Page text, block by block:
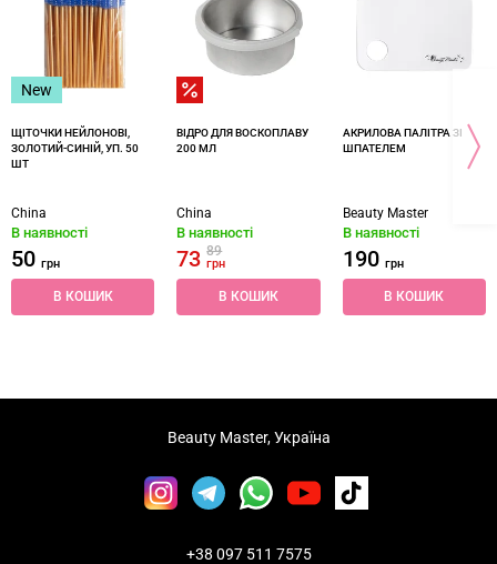
New
ЩІТОЧКИ НЕЙЛОНОВІ,
ЗОЛОТИЙ-СИНІЙ, УП. 50
ШТ
China
В наявності
50 грн
В КОШИК
ВІДРО ДЛЯ ВОСКОПЛАВУ
200 МЛ
China
В наявності
7389
грн
В КОШИК
АКРИЛОВА ПАЛІТРА ЗІ
ШПАТЕЛЕМ
Beauty Master
В наявності
190 грн
В КОШИК
Beauty Master, Україна
+38 097 511 7575